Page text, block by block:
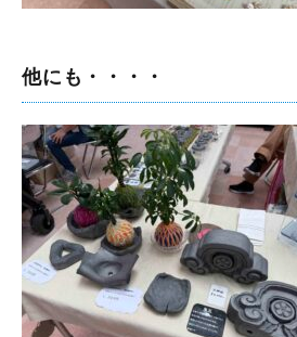
他にも・・・・